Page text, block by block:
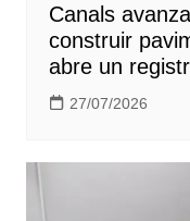
Canals
construir
abre un
27/07/2026